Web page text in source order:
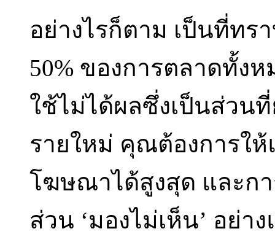
อย่างไรก็ตาม เป็นที่ทร
50% ของการตลาดทั้ง
ใช้ไม่ได้ผลซึ่งเป็นส่วน
รายใหม่ คุณต้องการใ
โฆษณาได้สูงสุด และก
ส่วน ‘มองไม่เห็น’ อย่